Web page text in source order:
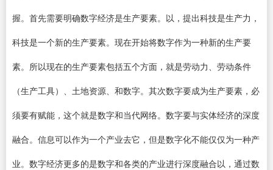
握。首先需要明确数字经济是生产要素。以，提出科技是生产力，
科技是一个新的生产要素。现在开始将数字作为一种新的生产要
素。所以现在的生产要素包括五个方面，就是劳动力、劳动条件
（生产工具）、土地资源、和数字。其次数字要成为生产要素，必
须要有赋能，这个就是数字和当代网络。数字要与实体经济的深度
融合。信息可以作为一个产业去它，但是数字化不能仅仅为一种产
业。数字经济更多的是数字和各类的产业进行深度融合以，通过数